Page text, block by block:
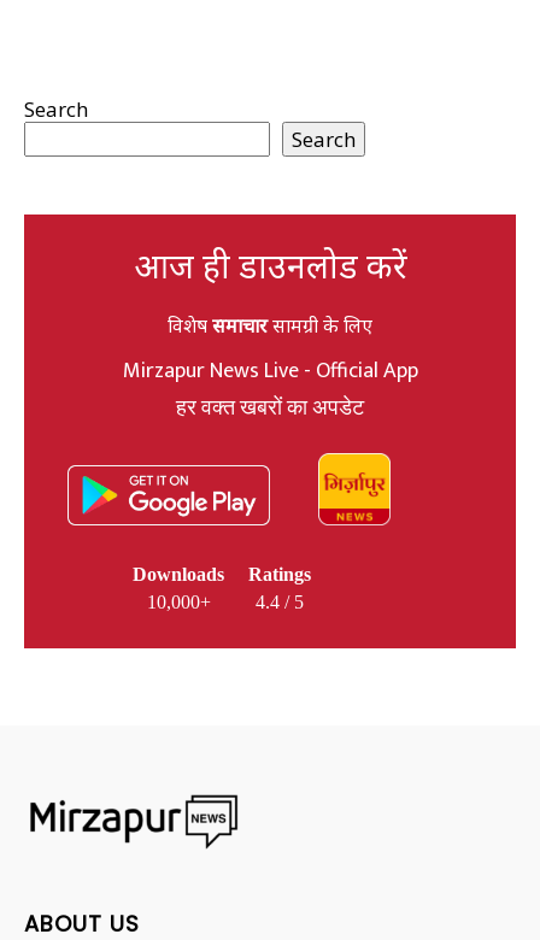
Search
Search
आज ही डाउनलोड करें
विशेषसमाचारसामग्री के लिए
Mirzapur News Live - Official App
हर वक्त खबरों का अपडेट
Downloads
10,000+
Ratings
4.4 / 5
ABOUT US